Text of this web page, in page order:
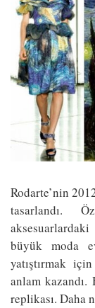
Rodarte’nin
tasarlandı.
büyük moda
yatıştırmak
anlam kazandı.
replikası. Daha